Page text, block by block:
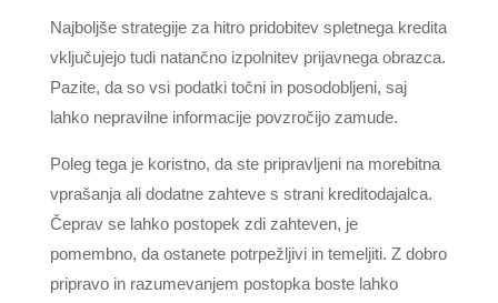
Najboljše strategije za hitro pridobitev spletnega kredita
vključujejo tudi natančno izpolnitev prijavnega obrazca.
Pazite, da so vsi podatki točni in posodobljeni, saj
lahko nepravilne informacije povzročijo zamude.
Poleg tega je koristno, da ste pripravljeni na morebitna
vprašanja ali dodatne zahteve s strani kreditodajalca.
Čeprav se lahko postopek zdi zahteven, je
pomembno, da ostanete potrpežljivi in temeljiti. Z dobro
pripravo in razumevanjem postopka boste lahko